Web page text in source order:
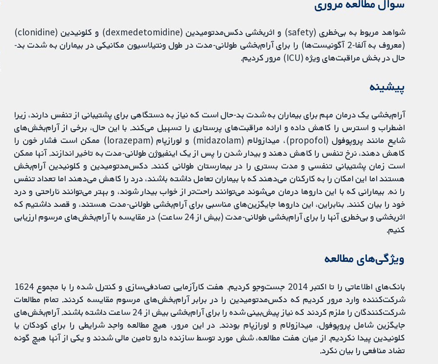
سوال مطالعه مروری
شواهد مربوط به بی‌خطری (safety) و اثربخشی دکس‌مدتومیدین (dexmedetomidine) و کلونیدین (clonidine)
(معروف به آلفا-2 آگونیست‌ها) را برای آرام‌بخشی طولانی-مدت در طول ونتیلاسیون مکانیکی در بیماران به شدت بد-
حال در بخش مراقبت‌های ویژه (ICU) مرور کردیم.
پیشینه
آرام‌بخشی یک درمان مهم برای بیماران به شدت بد-حال است که نیاز به دستگاهی برای پشتیبانی از تنفس دارند، زیرا
اضطراب و استرس را کاهش داده و ارائه مراقبت‌های پرستاری را تسهیل می‌کند. با این حال، برخی از آرام‌بخش‌های
شایع مانند پروپوفول (propofol)، میدازولام (midazolam) و لورازپام (lorazepam) ممکن است فشار خون را
کاهش دهند، نرخ تنفس را کاهش دهند و بیدار شدن را پس از یک اینفیوژن طولانی-مدت به تاخیر اندازند. آنها ممکن
است زمان پشتیبانی تنفسی و مدت بستری را در بیمارستان طولانی کنند. دکس‌مدتومیدین و کلونیدین آرام‌بخش
هستند اما این امکان را به کارکنان می‌دهند که با بیماران تعامل داشته باشند، درد را کاهش می‌دهند اما تعداد تنفس
را نه. بیمارانی که با این داروها درمان می‌شوند می‌توانند راحت‌تر از خواب بیدار شوند، و بهتر می‌توانند ناراحتی و درد
خود را بیان کنند. بنابراین، این داروها جایگزین‌های مناسبی برای آرام‌بخشی طولانی-مدت هستند، و قصد داشتیم که
اثربخشی و بی‌خطری آنها را برای آرام‌بخشی طولانی-مدت (بیش از 24 ساعت) در مقایسه با آرام‌بخش‌های مرسوم ارزیابی
کنیم.
ویژگی‌های مطالعه
بانک‌های اطلاعاتی را تا اکتبر 2014 جست‌وجو کردیم. هفت کارآزمایی تصادفی‌سازی و کنترل شده را با مجموع 1624
شرکت‌کننده وارد مرور کردیم که دکس‌مدتومیدین را در برابر آرام‌بخش‌های مرسوم مقایسه کردند. تمام مطالعات
شرکت‌کنندگان را ملزم کردند که نیاز پیش‌بینی شده را برای آرام‌بخشی بیش از 24 ساعت داشته باشند. آرام‌بخش‌های
جایگزین شامل پروپوفول، میدازولام و لورازپام بودند. در این مرور، هیچ مطالعه واجد شرایطی را برای کودکان یا
کلونیدین پیدا نکردیم. از میان هفت مطالعه، شش مورد توسط سازنده دارو تامین مالی شدند و یکی از آنها هیچ گونه
تضاد منافعی را بیان نکرد.